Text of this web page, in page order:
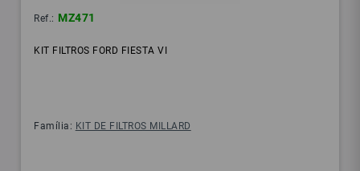
Ref.: MZ471
KIT FILTROS FORD FIESTA VI
Família: KIT DE FILTROS MILLARD